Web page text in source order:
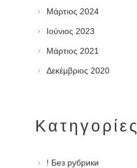
Μάρτιος 2024
Ιούνιος 2023
Μάρτιος 2021
Δεκέμβριος 2020
Kατηγορίες
! Без рубрики